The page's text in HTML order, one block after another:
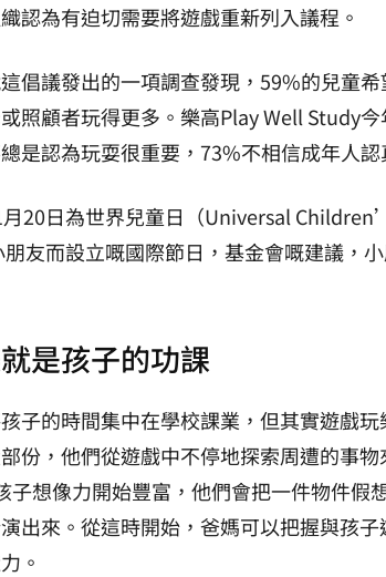
認為有迫切需要將遊戲重新列入議程。
倡議發出的一項調查發現，59%的兒童
照顧者玩得更多。樂高Play Well Study
是認為玩耍很重要，73%不相信成年人認
20日為世界兒童日（Universal
友而設立嘅國際節日，基金會嘅建議，
是孩子的功課
子的時間集中在學校課業，但其實遊戲
份，他們從遊戲中不停地探索周遭的事
子想像力開始豐富，他們會把一件物件假
出來。從這時開始，爸媽可以把握與孩
。